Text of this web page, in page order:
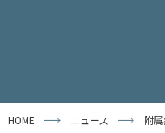
HOME ニュース 附